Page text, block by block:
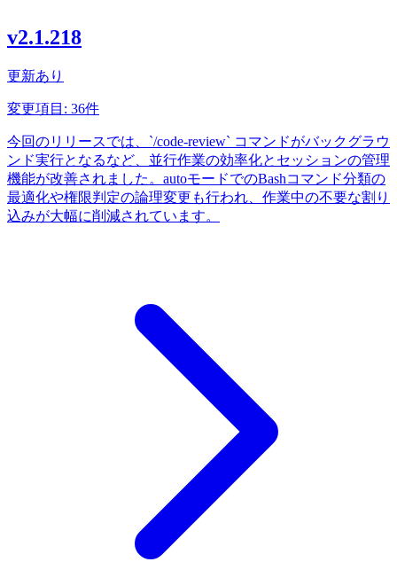
v2.1.218
更新あり
変更項目: 36件
今回のリリースでは、`/code-review` コマンドがバックグラウ
ンド実行となるなど、並行作業の効率化とセッションの管理
機能が改善されました。autoモードでのBashコマンド分類の
最適化や権限判定の論理変更も行われ、作業中の不要な割り
込みが大幅に削減されています。